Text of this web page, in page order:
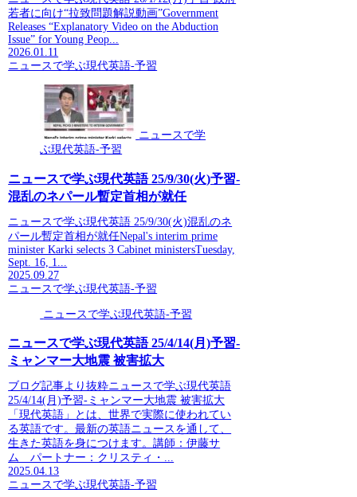
若者に向け“拉致問題解説動画”Government
Releases “Explanatory Video on the Abduction
Issue” for Young Peop...
2026.01.11
ニュースで学ぶ現代英語-予習
ニュースで学
ぶ現代英語-予習
ニュースで学ぶ現代英語 25/9/30(火)予習-
混乱のネパール暫定首相が就任
ニュースで学ぶ現代英語 25/9/30(火)混乱のネ
パール暫定首相が就任Nepal's interim prime
minister Karki selects 3 Cabinet ministersTuesday,
Sept. 16, 1...
2025.09.27
ニュースで学ぶ現代英語-予習
ニュースで学ぶ現代英語-予習
ニュースで学ぶ現代英語 25/4/14(月)予習-
ミャンマー大地震 被害拡大
ブログ記事より抜粋ニュースで学ぶ現代英語
25/4/14(月)予習-ミャンマー大地震 被害拡大
「現代英語」とは、世界で実際に使われてい
る英語です。最新の英語ニュースを通して、
生きた英語を身につけます。講師：伊藤サ
ム パートナー：クリスティ・...
2025.04.13
ニュースで学ぶ現代英語-予習